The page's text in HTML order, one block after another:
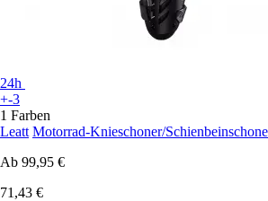
24h
+-3
1 Farben
Leatt Motorrad-Knieschoner/
Ab 99,95 €
71,43 €